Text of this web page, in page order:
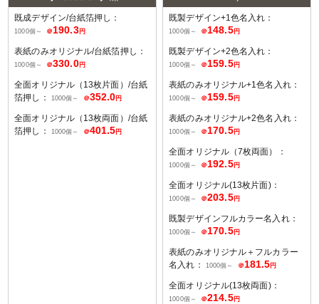
既成デザイン/台紙箔押し：
1000個～ ＠ 190.3円
表紙のみオリジナル/台紙箔押し：
1000個～ ＠330.0円
全面オリジナル（13枚片面）/台紙
箔押し：
1000個～ ＠352.0 円
全面オリジナル（13枚両面）/台紙
箔押し：
1000個～ ＠401.5 円
既製デザイン+1色名入れ：
1000個～ ＠ 148.5円
既製デザイン+2色名入れ：
1000個～ ＠ 159.5円
表紙のみオリジナル+1色名入れ：
1000個～ ＠ 159.5円
表紙のみオリジナル+2色名入れ：
1000個～ ＠ 170.5円
全面オリジナル（7枚両面）：
1000個～ ＠ 192.5円
全面オリジナル(13枚片面)：
1000個～ ＠203.5円
既製デザインフルカラー名入れ：
1000個～ ＠ 170.5円
表紙のみオリジナル＋フルカラー
名入れ：
1000個～ ＠ 181.5 円
全面オリジナル(13枚両面)：
1000個～ ＠214.5円